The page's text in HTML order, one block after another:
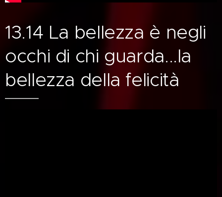
13.14 La bellezza è negli
occhi di chi guarda...la
bellezza della felicità